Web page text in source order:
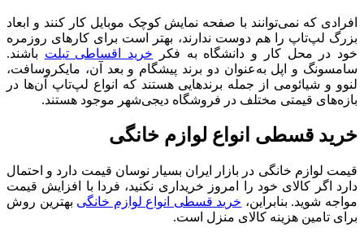
افرادی که نمی‌توانند با صفحه نمایش کوچک موبایل کار کنند و ابعاد
بزرگ لپ‌تاپ را هم دوست ندارند، بهتر است برای کارهای روزمره
خود در محل کار و دانشگاه به فکر
خرید اقساطی تبلت باشند.
سامسونگ و اپل به‌عنوان دو برند پیشگام و بعد آن، مایکروسافت،
لنوو و شیائومی از جمله برندهایی هستند که انواع لپ‌تاپ آن‌ها در
بازه‌های قیمتی مختلف در فروشگاه دیجی‌شهر موجود هستند.
خرید قسطی انواع لوازم خانگی
قیمت لوازم خانگی در بازار ایران بسیار نوسان قیمت دارد و احتمال
دارد اگر کالای خود را امروز خریداری نکنید، فردا با افزایش قیمت
مواجه شوید. بنابراین، خرید قسطی انواع لوازم خانگی بهترین روش
برای تامین هزینه کالای منزل است.